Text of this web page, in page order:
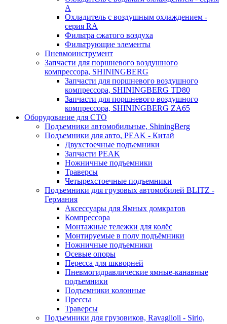
A
Охладитель с воздушным охлаждением -
серия RA
Фильтра сжатого воздуха
Фильтрующие элементы
Пневмоинструмент
Запчасти для поршневого воздушного
компрессора, SHININGBERG
Запчасти для поршневого воздушного
компрессора, SHININGBERG TD80
Запчасти для поршневого воздушного
компрессора, SHININGBERG ZA65
Оборудование для СТО
Подъемники автомобильные, ShiningBerg
Подъемники для авто, PEAK - Китай
Двухстоечные подъемники
Запчасти PEAK
Ножничные подъемники
Траверсы
Четырехстоечные подъемники
Подъемники для грузовых автомобилей BLITZ -
Германия
Аксессуары для Ямных домкратов
Компрессора
Монтажные тележки для колёс
Монтируемые в полу подъёмники
Ножничные подъемники
Осевые опоры
Пересса для шкворней
Пневмогидравлические ямные-канавные
подъемники
Подъемники колонные
Прессы
Траверсы
Подъемники для грузовиков, Ravaglioli - Sirio,